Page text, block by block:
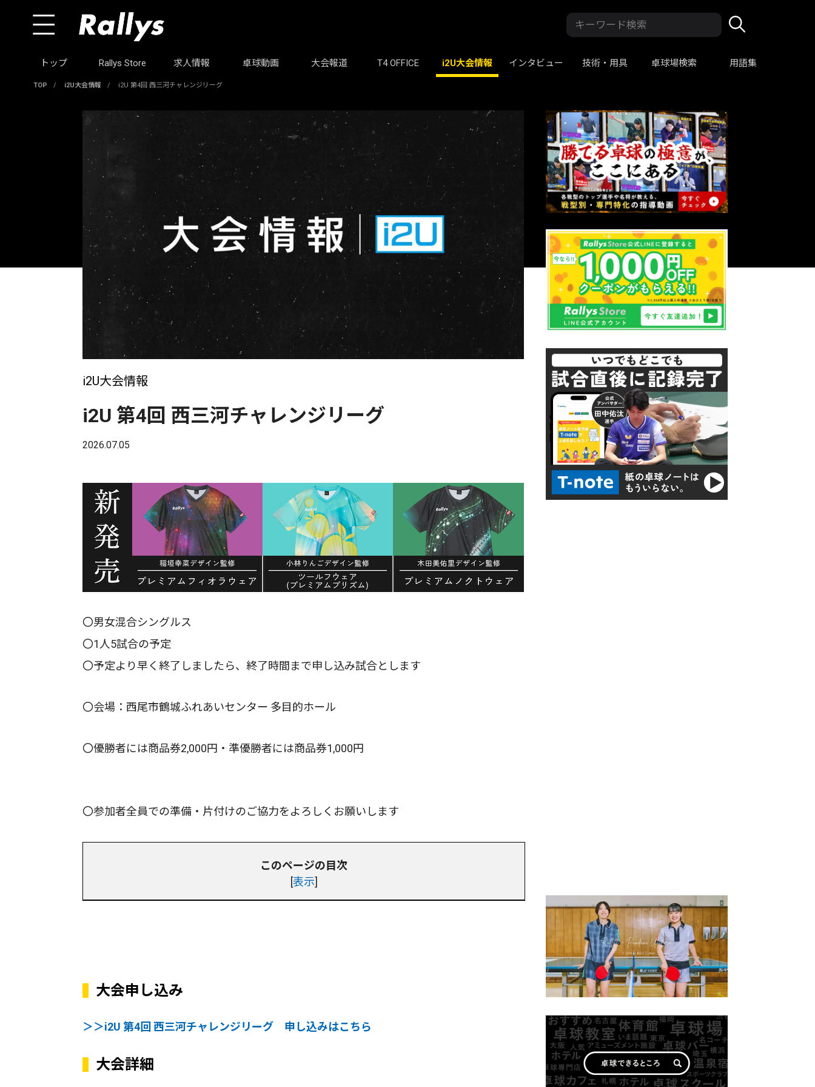
トップ Rallys Store 求人情報 卓球動画 大会報道 T4 OFFICE i2U大会情報 インタビュー 技術・用具 卓球場検索 用語集
TOP / i2U大会情報 / i2U 第4回 西三河チャレンジリーグ
i2U大会情報
i2U 第4回 西三河チャレンジリーグ
2026.07.05
〇男女混合シングルス
〇1人5試合の予定
〇予定より早く終了しましたら、終了時間まで申し込み試合とします
〇会場：西尾市鶴城ふれあいセンター 多目的ホール
〇優勝者には商品券2,000円・準優勝者には商品券1,000円
〇参加者全員での準備・片付けのご協力をよろしくお願いします
このページの目次
[表示]
大会申し込み
＞＞i2U 第4回 西三河チャレンジリーグ 申し込みはこちら
大会詳細